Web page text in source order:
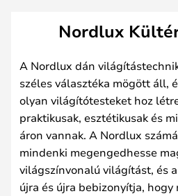
Nordlux
A Nordlux dán
széles választéka mögött áll,
olyan világítótesteket hoz
praktikusak, esztétikusak és
áron vannak. A Nordlux
mindenki megengedhesse
világszínvonalú világítást, és
újra és újra bebizonyítja, hogy